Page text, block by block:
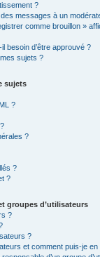
?
messages à un
comme brouillon »
besoin d’être approuvé ?
sujets ?
sujets
?
?
?
?
groupes d’utilisateurs
?
?
et comment puis-je